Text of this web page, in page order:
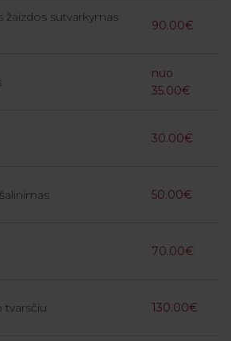
žaizdos sutvarkymas
90.00€
nuo
35.00€
30.00€
50.00€
70.00€
tvarsčiu 130.00€